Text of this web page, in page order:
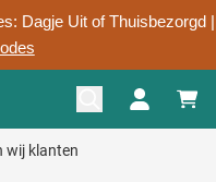
Dagje Uit of Thuisbezorgd |
wij klanten